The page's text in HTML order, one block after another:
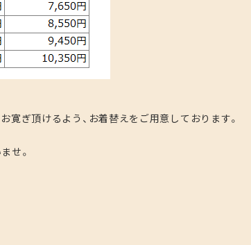
ぎ頂けるよう、お着替えをご用意しております。
せ。